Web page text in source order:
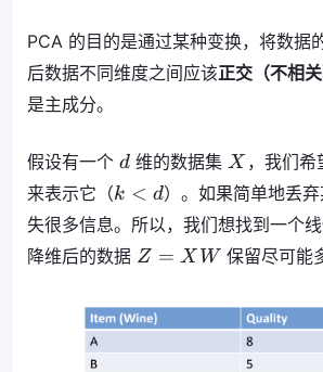
PCA 的目的是通过某种变换，将数据
后数据不同维度之间应该正交（不相关
是主成分。
假设有一个 d 维的数据集 X ，我们希
来表示它（k < d）。如果简单地丢
失很多信息。所以，我们想找到一个
降维后的数据 Z = X W 保留尽可能